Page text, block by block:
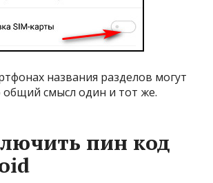
названия разделов могут
общий смысл один и тот же.
пин код